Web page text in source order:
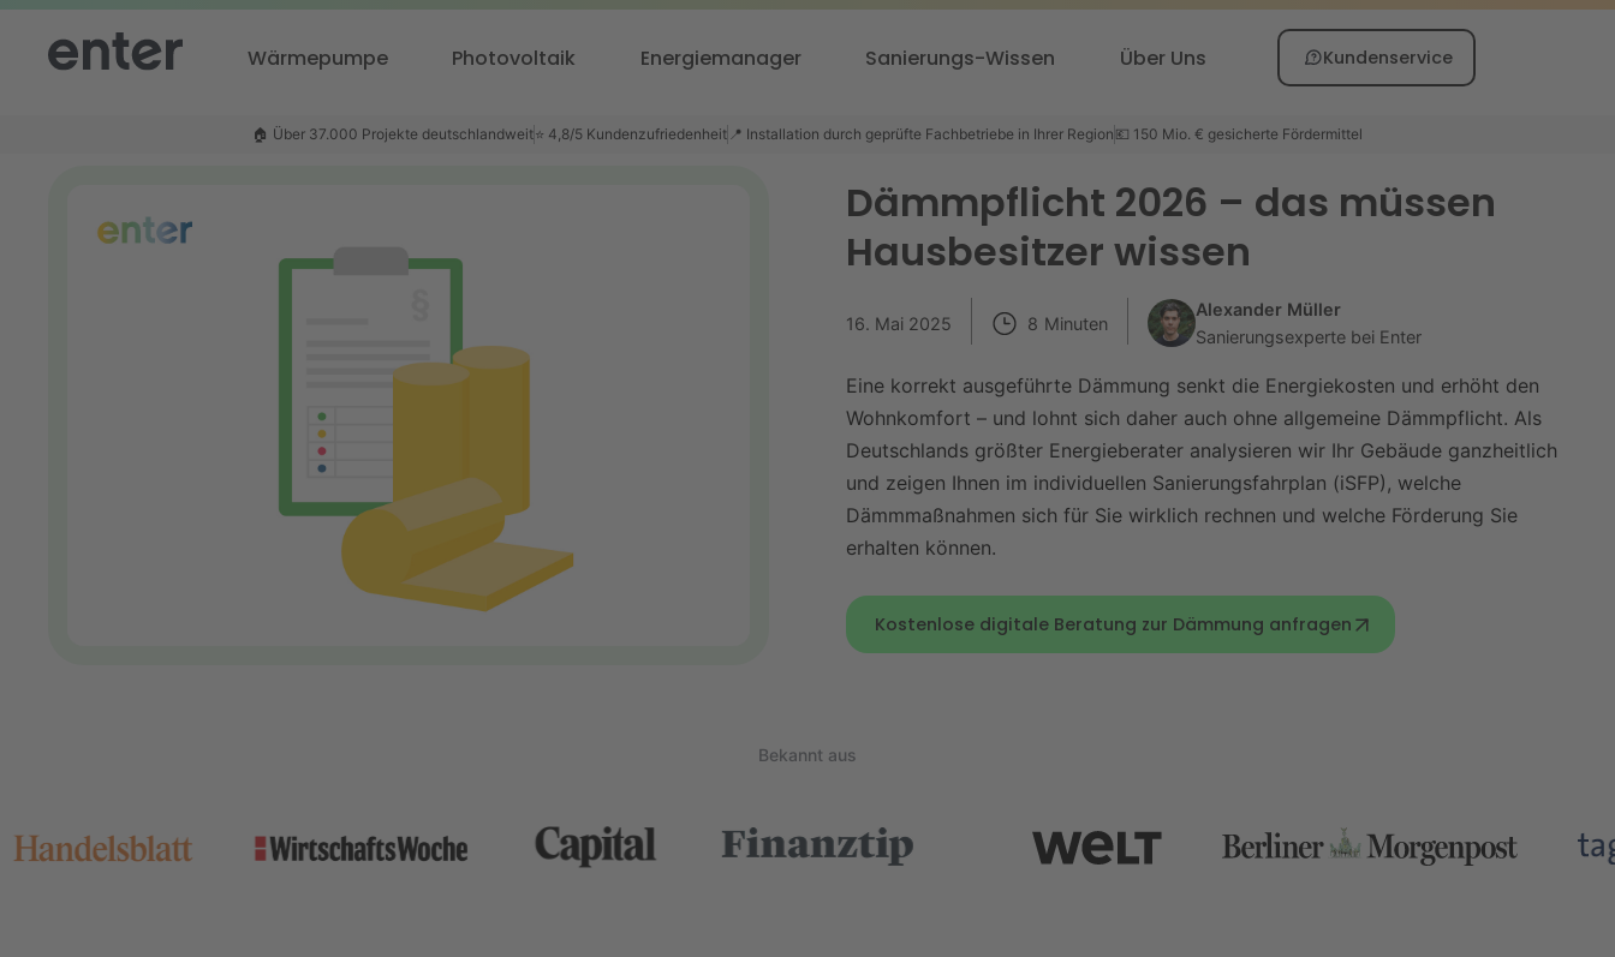
Wärmepumpe Photovoltaik Energiemanager Sanierungs-Wissen Über Uns Kundenservice
🏠 Über 37.000 Projekte deutschlandweit⭐ 4,8/5 Kundenzufriedenheit 📍 Installation durch geprüfte Fachbetriebe in Ihrer Region 💶 150 Mio. € gesicherte Fördermittel
Dämmpflicht 2026 – das müssen
Hausbesitzer wissen
16. Mai 2025 8 Minuten
Alexander Müller
Sanierungsexperte bei Enter
Eine korrekt ausgeführte Dämmung senkt die Energiekosten und erhöht den
Wohnkomfort – und lohnt sich daher auch ohne allgemeine Dämmpflicht. Als
Deutschlands größter Energieberater analysieren wir Ihr Gebäude ganzheitlich
und zeigen Ihnen im individuellen Sanierungsfahrplan (iSFP), welche
Dämmmaßnahmen sich für Sie wirklich rechnen und welche Förderung Sie
erhalten können.
Kostenlose digitale Beratung zur Dämmung anfragen
Bekannt aus